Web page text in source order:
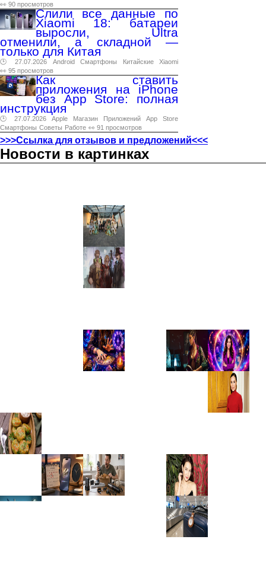
👀 90 просмотров
Слили все данные по
Xiaomi 18: батареи
выросли, Ultra
отменили, а складной —
только для Китая
🕑 27.07.2026 Android Смартфоны Китайские
Xiaomi
👀 95 просмотров
Как ставить
приложения на iPhone
без App Store: полная
инструкция
🕑 27.07.2026 Apple Магазин Приложений App
Store
Смартфоны Советы Работе 👀 91 просмотров
>>>Ссылка для отзывов и предложений<<<
Новости в картинках